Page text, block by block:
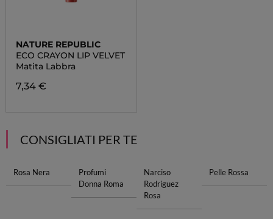
NATURE REPUBLIC
ECO CRAYON LIP VELVET
Matita Labbra
7,34 €
CONSIGLIATI PER TE
Rosa Nera
Profumi
Donna Roma
Narciso
Rodriguez
Rosa
Pelle Rossa